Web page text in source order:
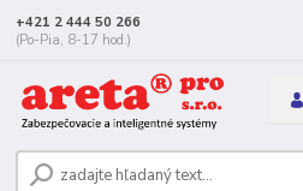
+421 2 444 50 266
(Po-Pia, 8-17 hod.)